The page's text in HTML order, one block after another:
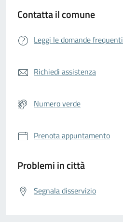
Contatta il comune
Leggi le domande frequenti
Richiedi assistenza
Numero verde
Prenota appuntamento
Problemi in città
Segnala disservizio